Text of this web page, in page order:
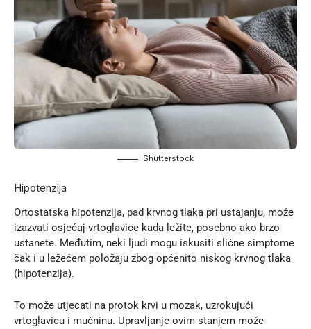
Shutterstock
Hipotenzija
Ortostatska hipotenzija, pad krvnog tlaka pri ustajanju, može
izazvati osjećaj vrtoglavice kada ležite, posebno ako brzo
ustanete. Međutim, neki ljudi mogu iskusiti slične simptome
čak i u ležećem položaju zbog općenito niskog krvnog tlaka
(hipotenzija).
To može utjecati na protok krvi u mozak, uzrokujući
vrtoglavicu i mučninu. Upravljanje ovim stanjem može